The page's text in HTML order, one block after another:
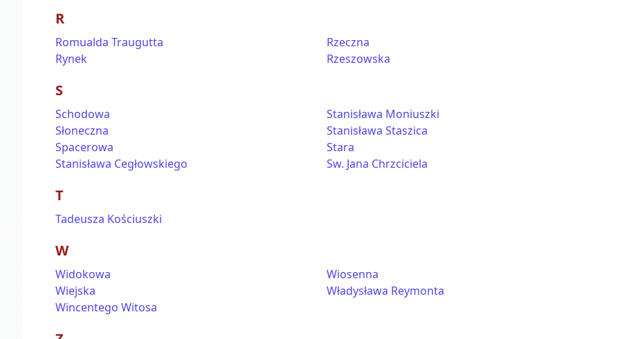
R
Romualda Traugutta
Rynek
Rzeczna
Rzeszowska
S
Schodowa
Słoneczna
Spacerowa
Stanisława Cegłowskiego
Stanisława Moniuszki
Stanisława Staszica
Stara
Sw. Jana Chrzciciela
T
Tadeusza Kościuszki
W
Widokowa
Wiejska
Wincentego Witosa
Wiosenna
Władysława Reymonta